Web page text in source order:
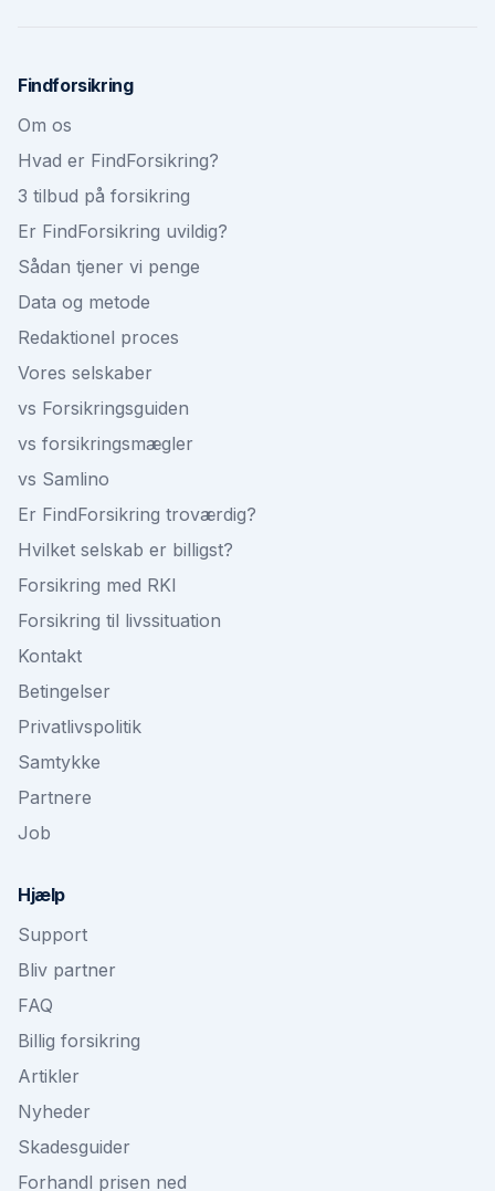
Findforsikring
Om os
Hvad er FindForsikring?
3 tilbud på forsikring
Er FindForsikring uvildig?
Sådan tjener vi penge
Data og metode
Redaktionel proces
Vores selskaber
vs Forsikringsguiden
vs forsikringsmægler
vs Samlino
Er FindForsikring troværdig?
Hvilket selskab er billigst?
Forsikring med RKI
Forsikring til livssituation
Kontakt
Betingelser
Privatlivspolitik
Samtykke
Partnere
Job
Hjælp
Support
Bliv partner
FAQ
Billig forsikring
Artikler
Nyheder
Skadesguider
Forhandl prisen ned